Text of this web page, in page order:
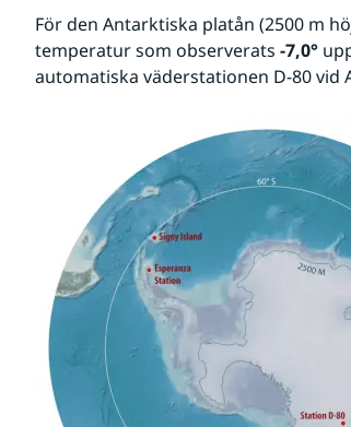
För den Antarktiska platån (2500 m
temperatur som observerats -7,0°
automatiska väderstationen D-80 vid